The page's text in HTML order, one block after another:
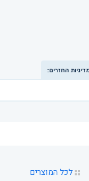
החזרים:
לכל המוצרים